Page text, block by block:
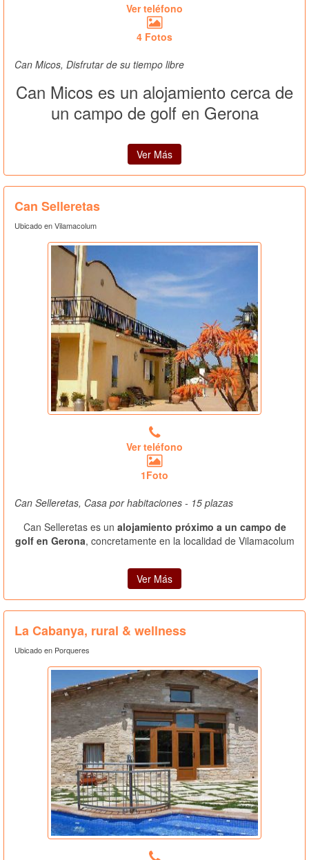
Ver teléfono
4 Fotos
Can Micos, Disfrutar de su tiempo libre
Can Micos es un alojamiento cerca de
un campo de golf en Gerona
Ver Más
Can Selleretas
Ubicado en Vilamacolum
Ver teléfono
1Foto
Can Selleretas, Casa por habitaciones - 15 plazas
Can Selleretas es un alojamiento próximo a un campo de
golf en Gerona, concretamente en la localidad de Vilamacolum
Ver Más
La Cabanya, rural & wellness
Ubicado en Porqueres